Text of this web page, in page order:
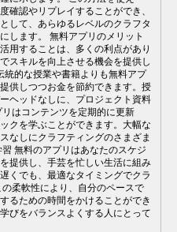
確認やリプレイすることができ、
して、あらゆるレベルのクラフタ
します。 無料アプリのメリット
用することは、多くの利点があり
スキルを向上させる機会を提供し
統的な授業や書籍よりも無料アプ
供しつつお金を節約できます。授
ヘッドなしに、プロジェクト資料
はコンテンツを定期的に更新
クを学ぶことができます。大幅な
なしにクラフティングのさまざま
無料のアプリはあなたのスケジ
提供し、手芸を忙しい生活に組み
くでも、最適なタイミングでクラ
柔軟性により、自分のペースで
るための時間をかけることができ
びをバランスよくする人にとって